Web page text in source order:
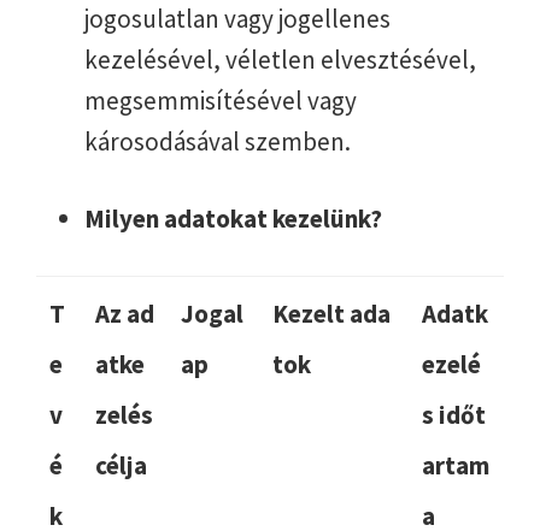
jogosulatlan vagy jogellenes
kezelésével, véletlen elvesztésével,
megsemmisítésével vagy
károsodásával szemben.
Milyen adatokat kezelünk?
T
e
v
é
k
Az ad
atke
zelés
célja
Jogal
ap
Kezelt ada
tok
Adatk
ezelé
s időt
artam
a